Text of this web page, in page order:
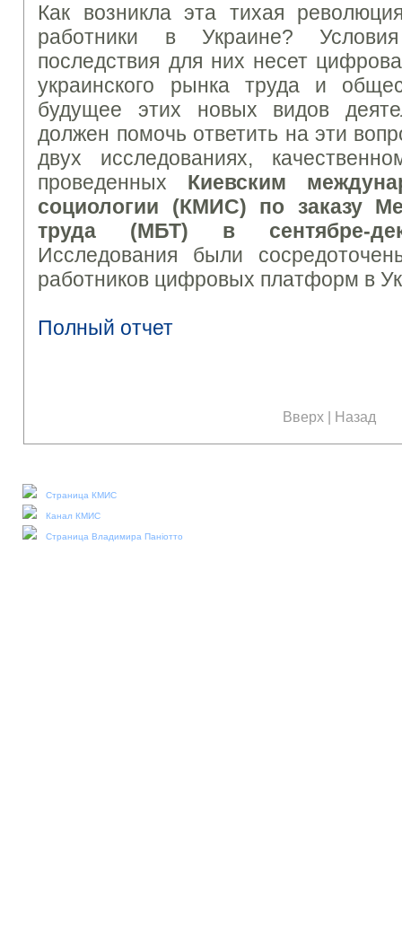
Как возникла эта тихая
работники в Украине?
последствия для них несет
украинского рынка труда и
будущее этих новых видов
должен помочь ответить на эти
двух исследованиях,
проведенных Киевским
социологии (КМИС) по заказу
труда (МБТ) в сентябре-
Исследования были
работников цифровых платформ в
Полный отчет
Вверх | Назад
Страница КМИС
Канал КМИС
Страница Владимира Паніотто